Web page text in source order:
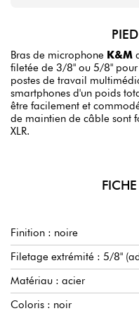
Bras de microphone K&M
filetée de 3/8" ou 5/8" pour
postes de travail
smartphones d'un poids
être facilement et
de maintien de câble sont
XLR.
Finition : noire
Filetage extrémité : 5/8"
Matériau : acier
Coloris : noir